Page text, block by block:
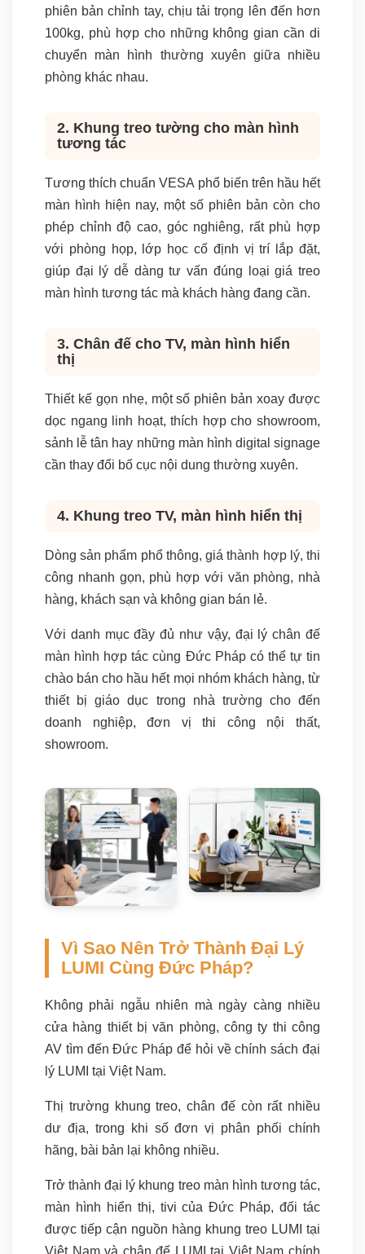
phiên bản chỉnh tay, chịu tải trọng lên đến hơn
100kg, phù hợp cho những không gian cần di
chuyển màn hình thường xuyên giữa nhiều
phòng khác nhau.
2. Khung treo tường cho màn hình
tương tác
Tương thích chuẩn VESA phổ biến trên hầu hết
màn hình hiện nay, một số phiên bản còn cho
phép chỉnh độ cao, góc nghiêng, rất phù hợp
với phòng họp, lớp học cố định vị trí lắp đặt,
giúp đại lý dễ dàng tư vấn đúng loại giá treo
màn hình tương tác mà khách hàng đang cần.
3. Chân đế cho TV, màn hình hiển
thị
Thiết kế gọn nhẹ, một số phiên bản xoay được
dọc ngang linh hoạt, thích hợp cho showroom,
sảnh lễ tân hay những màn hình digital signage
cần thay đổi bố cục nội dung thường xuyên.
4. Khung treo TV, màn hình hiển thị
Dòng sản phẩm phổ thông, giá thành hợp lý, thi
công nhanh gọn, phù hợp với văn phòng, nhà
hàng, khách sạn và không gian bán lẻ.
Với danh mục đầy đủ như vậy, đại lý chân đế
màn hình hợp tác cùng Đức Pháp có thể tự tin
chào bán cho hầu hết mọi nhóm khách hàng, từ
thiết bị giáo dục trong nhà trường cho đến
doanh nghiệp, đơn vị thi công nội thất,
showroom.
Vì Sao Nên Trở Thành Đại Lý
LUMI Cùng Đức Pháp?
Không phải ngẫu nhiên mà ngày càng nhiều
cửa hàng thiết bị văn phòng, công ty thi công
AV tìm đến Đức Pháp để hỏi về chính sách đại
lý LUMI tại Việt Nam.
Thị trường khung treo, chân đế còn rất nhiều
dư địa, trong khi số đơn vị phân phối chính
hãng, bài bản lại không nhiều.
Trở thành đại lý khung treo màn hình tương tác,
màn hình hiển thị, tivi của Đức Pháp, đối tác
được tiếp cận nguồn hàng khung treo LUMI tại